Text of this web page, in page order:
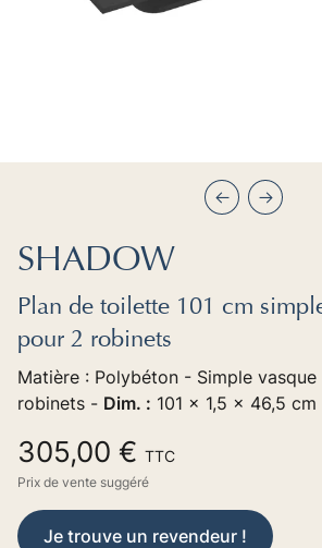
PrécédentSuivant
SHADOW
Plan de toilette 101 cm
pour 2 robinets
Matière : Polybéton - Simple
robinets - Dim. : 101 x 1,5 x 46,5 cm
305,00 € TTC
Prix de vente suggéré
Je trouve un revendeur !